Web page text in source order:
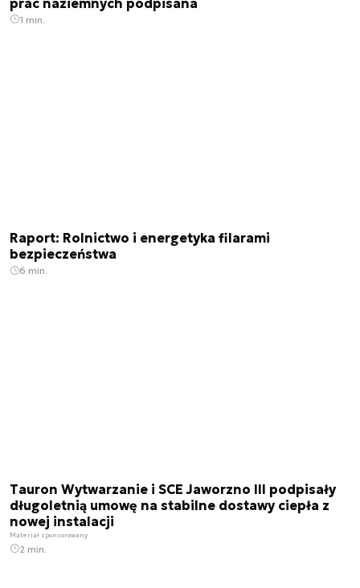
1 min.
Raport: Rolnictwo i energetyka filarami
bezpieczeństwa
6 min.
Tauron Wytwarzanie i SCE Jaworzno III podpisały
długoletnią umowę na stabilne dostawy ciepła z
nowej instalacji
Materiał sponsorowany
2 min.